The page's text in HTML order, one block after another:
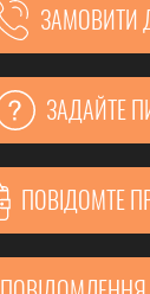
ЗАМОВИТИ
ЗАДАЙТЕ
ПОВІДОМТЕ